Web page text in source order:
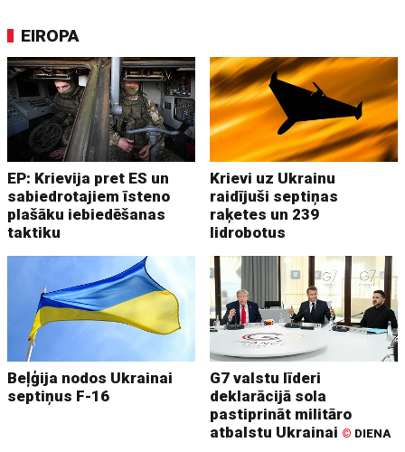
EIROPA
EP: Krievija pret ES un
sabiedrotajiem īsteno
plašāku iebiedēšanas
taktiku
Krievi uz Ukrainu
raidījuši septiņas
raķetes un 239
lidrobotus
Beļģija nodos Ukrainai
septiņus F-16
G7 valstu līderi
deklarācijā sola
pastiprināt militāro
atbalstu Ukrainai © DIENA